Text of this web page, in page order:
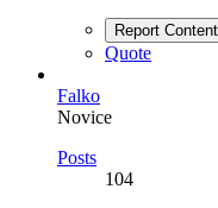
Report Content
Quote
Falko
Novice
Posts
104